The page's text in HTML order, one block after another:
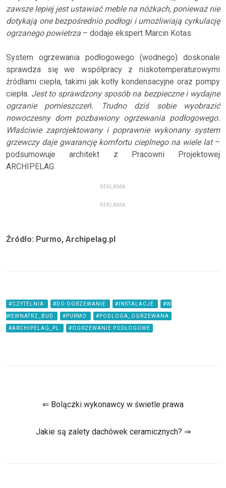
zawsze lepiej jest ustawiać meble na nóżkach, ponieważ nie
dotykają one bezpośrednio podłogi i umożliwiają cyrkulację
ogrzanego powietrza – dodaje ekspert Marcin Kotas.
System ogrzewania podłogowego (wodnego) doskonale
sprawdza się we współpracy z niskotemperaturowymi
źródłami ciepła, takimi jak kotły kondensacyjne oraz pompy
ciepła. Jest to sprawdzony sposób na bezpieczne i wydajne
ogrzanie pomieszczeń. Trudno dziś sobie wyobrazić
nowoczesny dom pozbawiony ogrzewania podłogowego.
Właściwie zaprojektowany i poprawnie wykonany system
grzewczy daje gwarancję komfortu cieplnego na wiele lat–
podsumowuje architekt z Pracowni Projektowej
ARCHIPELAG.
REKLAMA:
REKLAMA:
Źródło: Purmo, Archipelag.pl
#CZYTELNIA #DO OGRZEWANIE #INSTALACJE #W
WEWNATRZ_BUD #PURMO #PODLOGA_OGRZEWANA
#ARCHIPELAG_PL #OGRZEWANIE PODŁOGOWE
⇐ Bolączki wykonawcy w świetle prawa
Jakie są zalety dachówek ceramicznych? ⇒